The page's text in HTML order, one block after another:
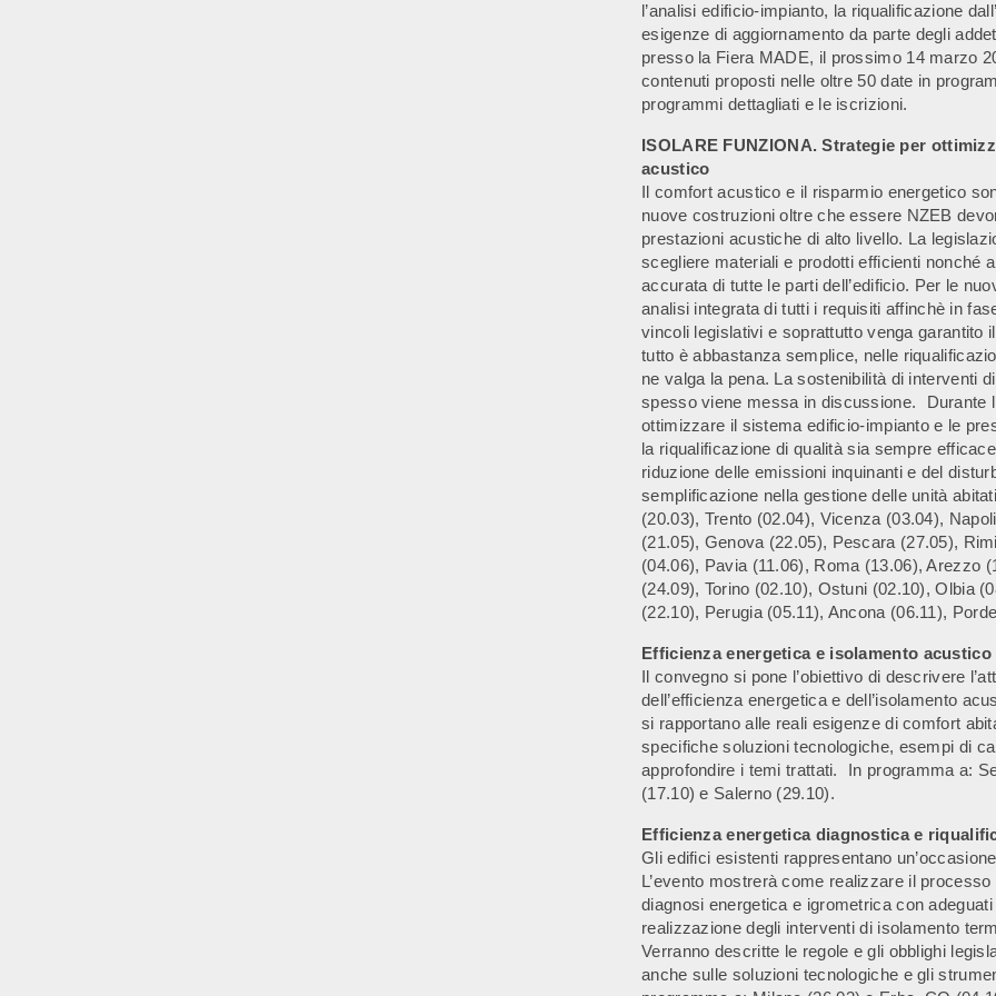
l’analisi edificio-impianto, la riqualificazione
esigenze di aggiornamento da parte degli
presso la Fiera MADE, il prossimo 14 marzo
contenuti proposti nelle oltre 50 date in
programmi dettagliati e le iscrizioni.
ISOLARE FUNZIONA. Strategie per
acustico
Il comfort acustico e il risparmio energetico
nuove costruzioni oltre che essere NZEB
prestazioni acustiche di alto livello. La
scegliere materiali e prodotti efficienti nonché
accurata di tutte le parti dell’edificio. Per le
analisi integrata di tutti i requisiti affinchè in
vincoli legislativi e soprattutto venga
tutto è abbastanza semplice, nelle
ne valga la pena. La sostenibilità di interventi
spesso viene messa in discussione. Durante
ottimizzare il sistema edificio-impianto e le
la riqualificazione di qualità sia sempre
riduzione delle emissioni inquinanti e del
semplificazione nella gestione delle unità
(20.03), Trento (02.04), Vicenza (03.04),
(21.05), Genova (22.05), Pescara (27.05),
(04.06), Pavia (11.06), Roma (13.06), Arezzo
(24.09), Torino (02.10), Ostuni (02.10), Olbia
(22.10), Perugia (05.11), Ancona (06.11),
Efficienza energetica e isolamento acustico
Il convegno si pone l’obiettivo di descrivere
dell’efficienza energetica e dell’isolamento
si rapportano alle reali esigenze di comfort
specifiche soluzioni tecnologiche, esempi di
approfondire i temi trattati. In programma a:
(17.10) e Salerno (29.10).
Efficienza energetica diagnostica e
Gli edifici esistenti rappresentano
L’evento mostrerà come realizzare il
diagnosi energetica e igrometrica con
realizzazione degli interventi di isolamento
Verranno descritte le regole e gli obblighi
anche sulle soluzioni tecnologiche e gli